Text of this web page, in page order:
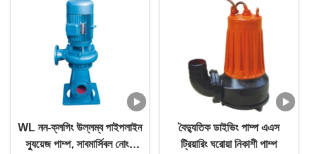
WL নন-ক্লগিং উল্লম্ব পাইপলাইন
স্যুয়েজ পাম্প, সাবমার্সিবল নোংরা
বৈদ্যুতিক ডাইভিং পাম্প এএস
ট্রিয়ারিং ঘরোয়া নিকাশী পাম্প